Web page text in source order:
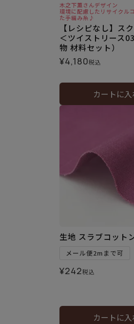
木之下薫さんデザイン
環境に配慮したリサイクル
た手編み糸♪
【レシピなし】ス
＜ツイストリース
物 材料セット）
¥4,180税込
カートに入
生地 スラブコット
メール便2mまで可
¥242税込
カートに入